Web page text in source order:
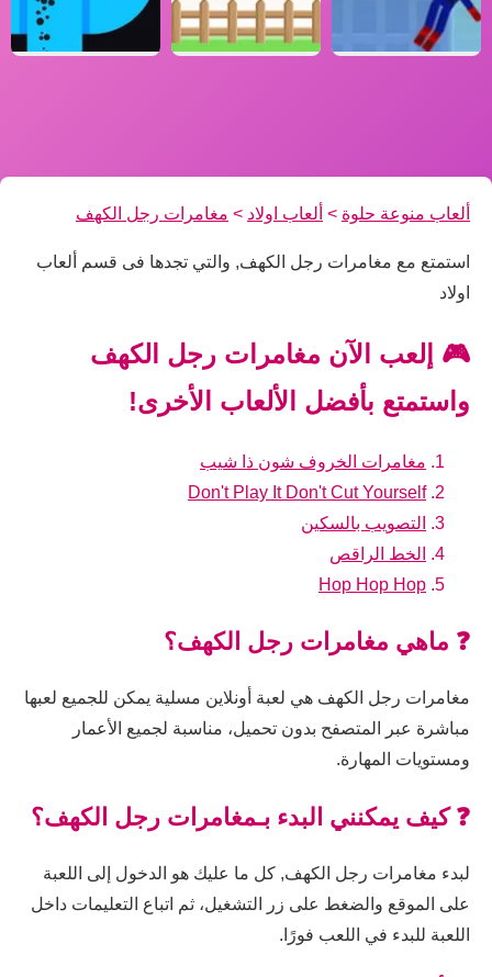
ألعاب منوعة حلوة > ألعاب اولاد > مغامرات رجل الكهف
استمتع مع مغامرات رجل الكهف, والتي تجدها فى قسم ألعاب
اولاد
🎮 إلعب الآن مغامرات رجل الكهف
واستمتع بأفضل الألعاب الأخرى!
مغامرات الخروف شون ذا شيب
Don't Play It Don't Cut Yourself
التصويب بالسكين
الخط الراقص
Hop Hop Hop
❓ ماهي مغامرات رجل الكهف؟
مغامرات رجل الكهف هي لعبة أونلاين مسلية يمكن للجميع لعبها
مباشرة عبر المتصفح بدون تحميل، مناسبة لجميع الأعمار
ومستويات المهارة.
❓ كيف يمكنني البدء بـمغامرات رجل الكهف؟
لبدء مغامرات رجل الكهف, كل ما عليك هو الدخول إلى اللعبة
على الموقع والضغط على زر التشغيل، ثم اتباع التعليمات داخل
اللعبة للبدء في اللعب فورًا.